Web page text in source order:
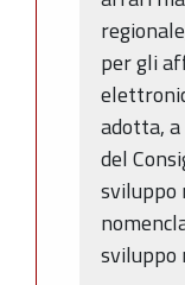
per gli
adotta,
del
sviluppo
sviluppo